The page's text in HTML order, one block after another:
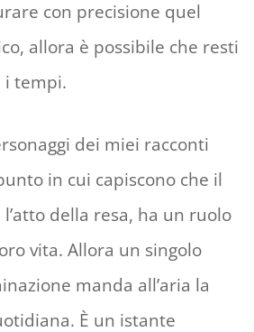
con precisione quel
allora è possibile che resti
tempi.
dei miei racconti
in cui capiscono che il
della resa, ha un ruolo
vita. Allora un singolo
manda all’aria la
È un istante